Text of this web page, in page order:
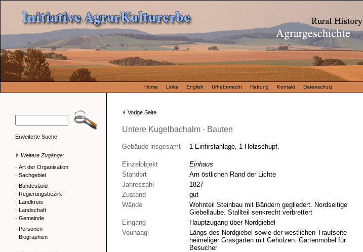
Home Links English Urheberrecht Haftung Kontakt Datenschutz
Erweiterte Suche
Weitere Zugänge:
· Art der Organisation
· Sachgebiet
· Bundesland
· Regierungsbezirk
· Landkreis
· Landschaft
· Gemeinde
· Personen
· Biographien
Vorige Seite
Untere Kugelbachalm - Bauten
Gebäude insgesamt 1 Einfirstanlage, 1 Holzschupf.
Einzelobjekt
Einhaus
Standort
Am östlichen Rand der Lichte
Jahreszahl
1827
Zustand
gut
Wände
Wohnteil Steinbau mit Bändern gegliedert. Nordseitige
Giebellaube. Stallteil senkrecht verbrettert
Eingang
Hauptzugang über Nordgiebel
Vouhaagl
Längs des Nordgiebel sowie der westlichen Traufseite
heimeliger Grasgarten mit Gehölzen. Gartenmöbel für
Besucher